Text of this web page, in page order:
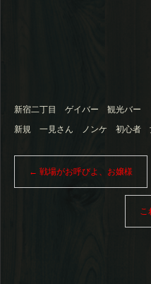
新宿二丁目 ゲイバー 観光バー
新規 一見さん ノンケ 初心者
← 戦場がお呼びよ、お嬢様